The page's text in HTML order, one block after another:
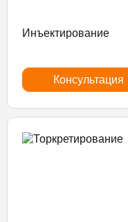
Инъектирование
Консультация